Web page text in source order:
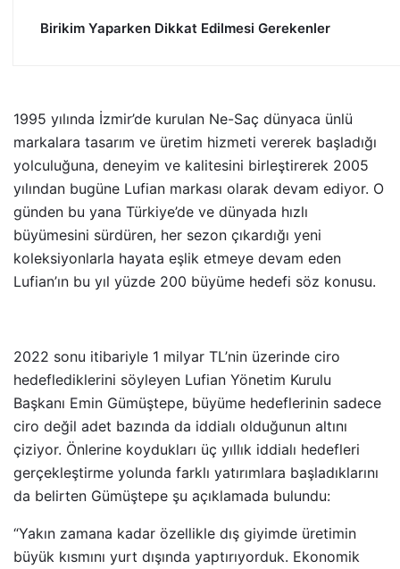
Birikim Yaparken Dikkat Edilmesi Gerekenler
1995 yılında İzmir’de kurulan Ne-Saç dünyaca ünlü
markalara tasarım ve üretim hizmeti vererek başladığı
yolculuğuna, deneyim ve kalitesini birleştirerek 2005
yılından bugüne Lufian markası olarak devam ediyor. O
günden bu yana Türkiye’de ve dünyada hızlı
büyümesini sürdüren, her sezon çıkardığı yeni
koleksiyonlarla hayata eşlik etmeye devam eden
Lufian’ın bu yıl yüzde 200 büyüme hedefi söz konusu.
2022 sonu itibariyle 1 milyar TL’nin üzerinde ciro
hedeflediklerini söyleyen Lufian Yönetim Kurulu
Başkanı Emin Gümüştepe, büyüme hedeflerinin sadece
ciro değil adet bazında da iddialı olduğunun altını
çiziyor. Önlerine koydukları üç yıllık iddialı hedefleri
gerçekleştirme yolunda farklı yatırımlara başladıklarını
da belirten Gümüştepe şu açıklamada bulundu:
“Yakın zamana kadar özellikle dış giyimde üretimin
büyük kısmını yurt dışında yaptırıyorduk. Ekonomik